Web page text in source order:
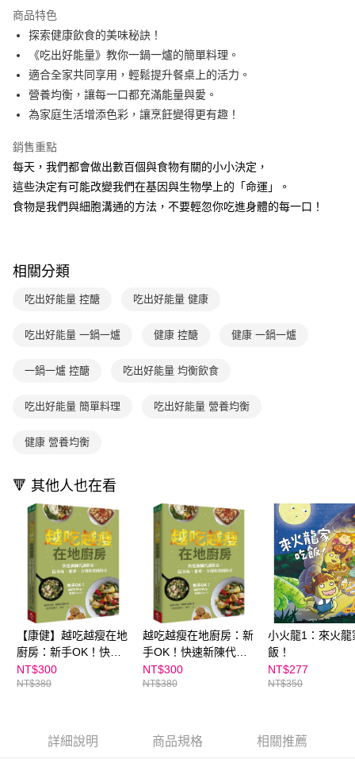
大哥付你分期
相關說明
【大哥付你分期使用說明】
1.本服務由台灣大哥大提供，台灣大哥大用戶可立即使用無須另外申請。
2.付款方式選擇「大哥付你分期」，訂單成立後會自動跳轉到大哥付的交易
流程，驗證手機門號後，選擇欲分期的期數、繳款截止日，確認付款後即完
3.實際核准額度、可分期數及費用金額請依後續交易確認頁面所載為準。
4.訂單成立30分鐘內，如未前往確認交易或遇審核未通過，訂單將自動取
消。如遇「轉專審核」未通過狀況，表示未達大哥付你分期系統評分，恕無
法說明評估內容。
1.分期款項不併入電信帳單，「大哥付你分期」於每月結算日後寄送繳費提
1.本服務係由「台灣大哥大股份有限公司」（以下簡稱本公司）所提供，讓
2.基於同意付款使用「大哥付你分期」之契約關係目的，商店將以您的個人
由本公司與您本人進行分期帳單所需資料之確認、核對及更正。
AFTEE先享後付
相關說明
【關於「AFTEE先享後付」】
便利好安心！
１．簡單：不需註冊會員、不需綁卡、不需儲值。
２．便利：只要手機號碼，簡訊認證，即可結帳。
３．安心：先確認商品／服務後，再付款。
３．收到繳費通知簡訊後14天內，點擊此簡訊中的連結，可透過四大超商／
※ 請注意：結帳手續完成當下不需立刻繳費，但若您需要取消訂單，請聯絡
後付繳納相關費用。
客戶支援中心」https://netprotections.freshdesk.com/support/home
【注意事項】
權轉讓予恩沛科技股份有限公司。
３．未成年的使用者請事先徵得法定代理人或監護人之同意方可使用
「AFTEE先享後付」，若未經同意申辦者引起之損失，本公司不負相關責
任。
４．使用「AFTEE先享後付」時，將依據個別帳號之用戶狀況，依本公司即
時審查核予不同之上限額度；若仍有額度不足之情形，本公司將視審查結果
請求用戶進行身份認證。
５．嚴禁一人註冊多個帳號或使用他人資訊註冊。若發現惡意使用之情形，
恩沛科技股份有限公司將有權停止該用戶之使用額度並採取法律行動。
運送方式
付款後全家取貨｜8/8-8/14運費優惠，結帳滿499即享免運。
每筆NT$70，滿NT$499(含以上)免運費
每筆NT$70，滿NT$800(含以上)免運費
國內宅配/郵寄 (不適用離島、海外及郵局i郵箱)
每筆NT$200
商品特色
探索健康飲食的美味秘訣！
《吃出好能量》教你一鍋一爐的簡單料理。
適合全家共同享用，輕鬆提升餐桌上的活力。
營養均衡，讓每一口都充滿能量與愛。
為家庭生活增添色彩，讓烹飪變得更有趣！
銷售重點
每天，我們都會做出數百個與食物有關的小小決定，
這些決定有可能改變我們在基因與生物學上的「命運」。
食物是我們與細胞溝通的方法，不要輕忽你吃進身體的每一口！
相關分類
吃出好能量 控醣 吃出好能量 健康
吃出好能量 一鍋一爐 健康 控醣 健康 一鍋一爐
一鍋一爐 控醣 吃出好能量 均衡飲食
吃出好能量 簡單料理 吃出好能量 營養均衡
健康 營養均衡
🔻 其他人也在看
【康健】越吃越瘦在地
廚房：新手OK！快速
新陳代謝飲食，最美
味、簡單、方便的實踐
NT$300
NT$380
越吃越瘦在地廚房：新
手OK！快速新陳代謝
飲食，最美味、簡單、
方便的實踐指引
NT$300
NT$380
小火龍1：來火龍
飯！
NT$277
NT$350
詳細說明 商品規格 相關推薦